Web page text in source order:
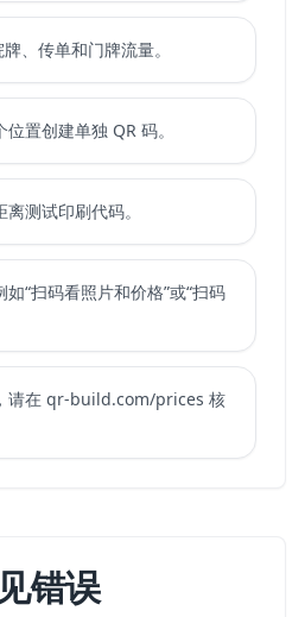
、传单和门牌流量。
置创建单独 QR 码。
测试印刷代码。
“扫码看照片和价格”或“扫码
请在 qr-build.com/prices 核
错误